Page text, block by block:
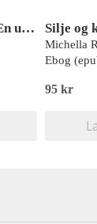
Kattehjerter #4: En umulig opgave
Michella
Ebog
95 kr